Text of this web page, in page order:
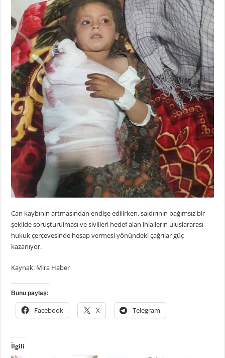
Can kaybının artmasından endişe edilirken, saldırının bağımsız bir
şekilde soruşturulması ve sivilleri hedef alan ihlallerin uluslararası
hukuk çerçevesinde hesap vermesi yönündeki çağrılar güç
kazanıyor.
Kaynak: Mira Haber
Bunu paylaş:
Facebook X Telegram
İlgili